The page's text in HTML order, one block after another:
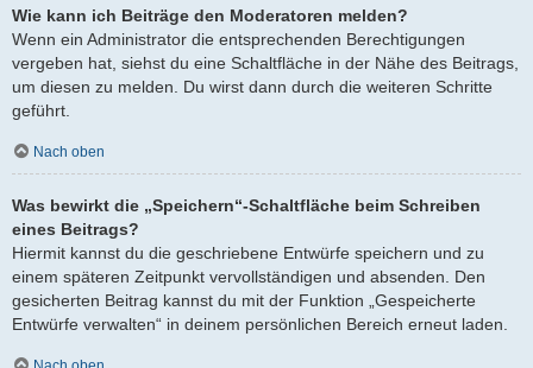
Wie kann ich Beiträge den Moderatoren melden?
Wenn ein Administrator die entsprechenden Berechtigungen
vergeben hat, siehst du eine Schaltfläche in der Nähe des Beitrags,
um diesen zu melden. Du wirst dann durch die weiteren Schritte
geführt.
Nach oben
Was bewirkt die „Speichern“-Schaltfläche beim Schreiben
eines Beitrags?
Hiermit kannst du die geschriebene Entwürfe speichern und zu
einem späteren Zeitpunkt vervollständigen und absenden. Den
gesicherten Beitrag kannst du mit der Funktion „Gespeicherte
Entwürfe verwalten“ in deinem persönlichen Bereich erneut laden.